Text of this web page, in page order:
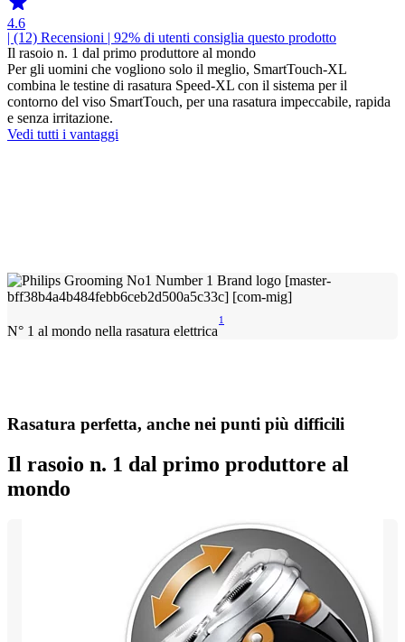
4.6
| (12) Recensioni | 92% di utenti consiglia questo prodotto
Il rasoio n. 1 dal primo produttore al mondo
Per gli uomini che vogliono solo il meglio, SmartTouch-XL
combina le testine di rasatura Speed-XL con il sistema per il
contorno del viso SmartTouch, per una rasatura impeccabile, rapida
e senza irritazione.
Vedi tutti i vantaggi
N° 1 al mondo nella rasatura elettrica
1
Rasatura perfetta, anche nei punti più difficili
Il rasoio n. 1 dal primo produttore al
mondo